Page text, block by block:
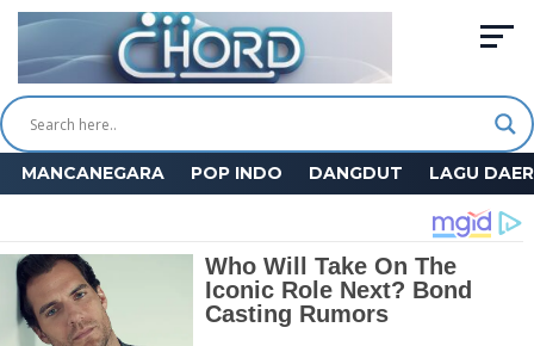
MANCANEGARA POP INDO DANGDUT LAGU